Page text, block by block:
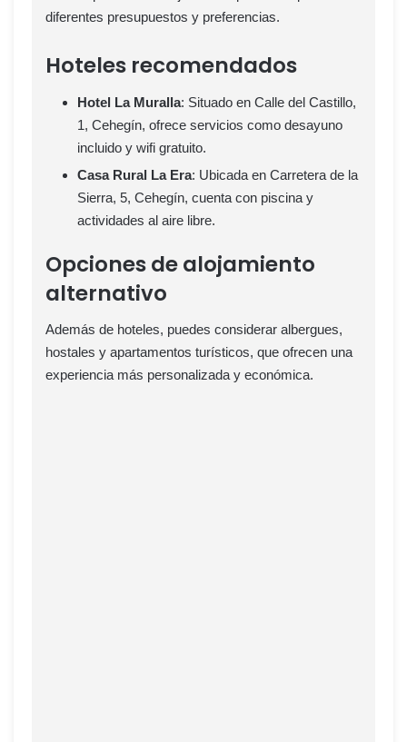
diferentes presupuestos y preferencias.
Hoteles recomendados
Hotel La Muralla: Situado en Calle del Castillo,
1, Cehegín, ofrece servicios como desayuno
incluido y wifi gratuito.
Casa Rural La Era: Ubicada en Carretera de la
Sierra, 5, Cehegín, cuenta con piscina y
actividades al aire libre.
Opciones de alojamiento
alternativo
Además de hoteles, puedes considerar albergues,
hostales y apartamentos turísticos, que ofrecen una
experiencia más personalizada y económica.